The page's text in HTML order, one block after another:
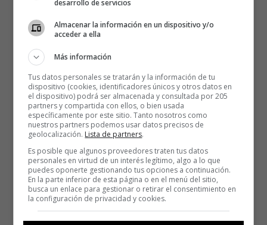
desarrollo de servicios
Almacenar la información en un dispositivo y/o
acceder a ella
Más información
Tus datos personales se tratarán y la información de tu
dispositivo (cookies, identificadores únicos y otros datos en
el dispositivo) podrá ser almacenada y consultada por 205
partners y compartida con ellos, o bien usada
específicamente por este sitio. Tanto nosotros como
nuestros partners podemos usar datos precisos de
geolocalización. Lista de partners.
Es posible que algunos proveedores traten tus datos
personales en virtud de un interés legítimo, algo a lo que
puedes oponerte gestionando tus opciones a continuación.
En la parte inferior de esta página o en el menú del sitio,
busca un enlace para gestionar o retirar el consentimiento en
la configuración de privacidad y cookies.